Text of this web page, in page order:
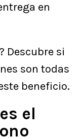
en
Descubre si
son todas
beneficio.
el